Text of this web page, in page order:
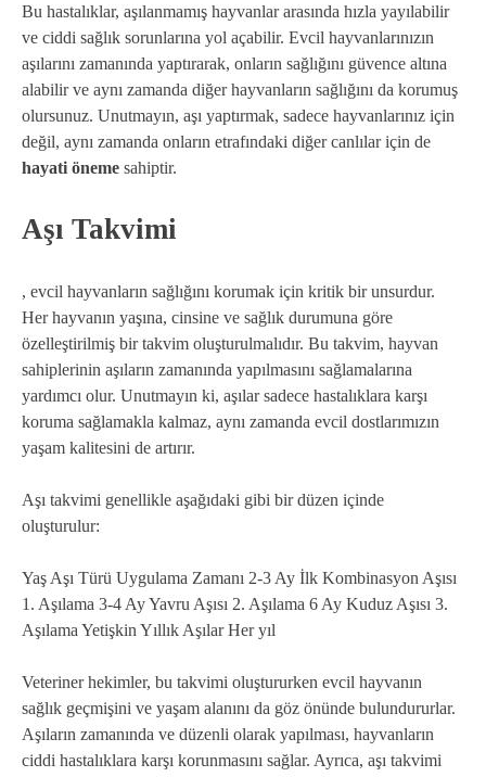
Bu hastalıklar, aşılanmamış hayvanlar arasında hızla yayılabilir
ve ciddi sağlık sorunlarına yol açabilir. Evcil hayvanlarınızın
aşılarını zamanında yaptırarak, onların sağlığını güvence altına
alabilir ve aynı zamanda diğer hayvanların sağlığını da korumuş
olursunuz. Unutmayın, aşı yaptırmak, sadece hayvanlarınız için
değil, aynı zamanda onların etrafındaki diğer canlılar için de
hayati öneme sahiptir.
Aşı Takvimi
, evcil hayvanların sağlığını korumak için kritik bir unsurdur.
Her hayvanın yaşına, cinsine ve sağlık durumuna göre
özelleştirilmiş bir takvim oluşturulmalıdır. Bu takvim, hayvan
sahiplerinin aşıların zamanında yapılmasını sağlamalarına
yardımcı olur. Unutmayın ki, aşılar sadece hastalıklara karşı
koruma sağlamakla kalmaz, aynı zamanda evcil dostlarımızın
yaşam kalitesini de artırır.
Aşı takvimi genellikle aşağıdaki gibi bir düzen içinde
oluşturulur:
Yaş Aşı Türü Uygulama Zamanı 2-3 Ay İlk Kombinasyon Aşısı
1. Aşılama 3-4 Ay Yavru Aşısı 2. Aşılama 6 Ay Kuduz Aşısı 3.
Aşılama Yetişkin Yıllık Aşılar Her yıl
Veteriner hekimler, bu takvimi oluştururken evcil hayvanın
sağlık geçmişini ve yaşam alanını da göz önünde bulundururlar.
Aşıların zamanında ve düzenli olarak yapılması, hayvanların
ciddi hastalıklara karşı korunmasını sağlar. Ayrıca, aşı takvimi